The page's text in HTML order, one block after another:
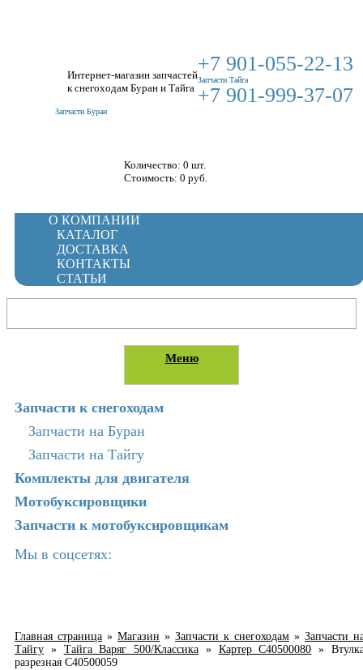
Интернет-магазин запчастей
к снегоходам Буран и Тайга
+7 901-055-22-13
Запчасти Тайга
+7 901-999-37-07
Запчасти Буран
Количество: 0 шт.
Стоимость: 0 руб.
О КОМПАНИИ
КАТАЛОГ
ДОСТАВКА
КОНТАКТЫ
СТАТЬИ
Меню
Запчасти к снегоходам
Запчасти на Буран
Запчасти на Тайгу
Комплекты для двигателя
Мотобуксировщики
Запчасти к мотобуксировщикам
Мы в соцсетях:
Главная страница » Магазин » Запчасти к снегоходам » Запчасти
Тайгу » Тайга Варяг 500/Классика » Картер C40500080 »
разрезная C40500059